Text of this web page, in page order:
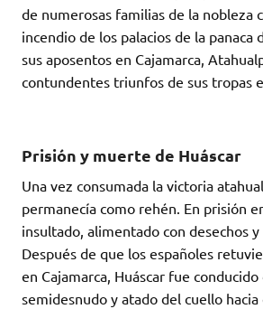
de numerosas familias de la nobleza
incendio de los palacios de la panaca
sus aposentos en Cajamarca,
contundentes triunfos de sus tropas
Prisión y muerte de Huáscar
Una vez consumada la victoria
permanecía como rehén. En prisión
insultado, alimentado con desechos
Después de que los españoles
en Cajamarca, Huáscar fue conducido
semidesnudo y atado del cuello